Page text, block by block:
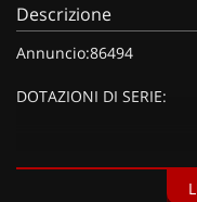
Descrizione
Annuncio:86494
DOTAZIONI DI SERIE: